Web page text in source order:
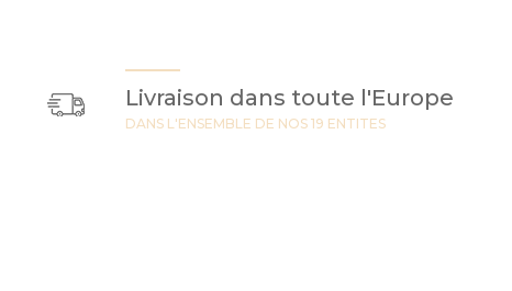
Livraison dans toute l'Europe
DANS L'ENSEMBLE DE NOS 19 ENTITES